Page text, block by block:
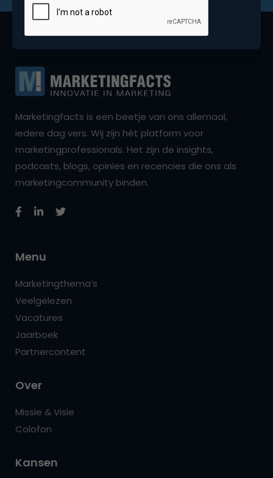
Marketingfacts is een beetje van ons allemaal,
iedere dag vers. Wij zijn hét platform voor
marketingprofessionals. Het zijn de insights,
podcasts, blogs, opinies en recencies die ons als
marketingcommunity binden.
Menu
Marketingthema’s
Veelgelezen
Vacatures
Jaarboek
Partnercontent
Over
Missie & Visie
Colofon
Kansen